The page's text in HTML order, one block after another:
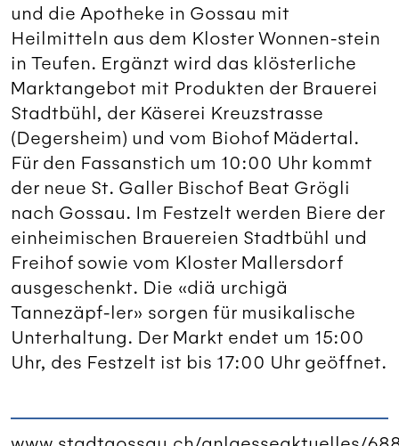
und die Apotheke in Gossau mit
Heilmitteln aus dem Kloster Wonnen-stein
in Teufen. Ergänzt wird das klösterliche
Marktangebot mit Produkten der Brauerei
Stadtbühl, der Käserei Kreuzstrasse
(Degersheim) und vom Biohof Mädertal.
Für den Fassanstich um 10:00 Uhr kommt
der neue St. Galler Bischof Beat Grögli
nach Gossau. Im Festzelt werden Biere der
einheimischen Brauereien Stadtbühl und
Freihof sowie vom Kloster Mallersdorf
ausgeschenkt. Die «diä urchigä
Tannezäpf-ler» sorgen für musikalische
Unterhaltung. Der Markt endet um 15:00
Uhr, des Festzelt ist bis 17:00 Uhr geöffnet.